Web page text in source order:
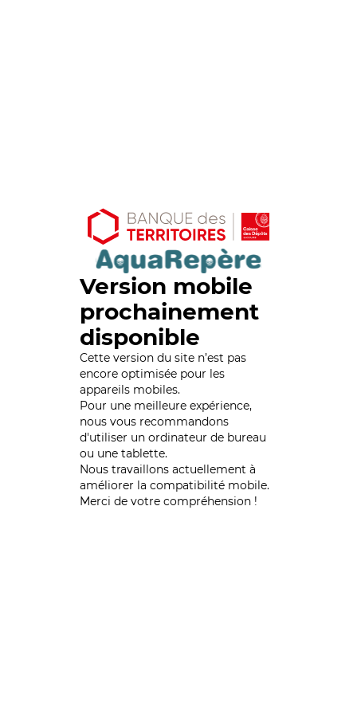
Version mobile
prochainement
disponible
Cette version du site n’est pas
encore optimisée pour les
appareils mobiles.
Pour une meilleure expérience,
nous vous recommandons
d'utiliser un ordinateur de bureau
ou une tablette.
Nous travaillons actuellement à
améliorer la compatibilité mobile.
Merci de votre compréhension !